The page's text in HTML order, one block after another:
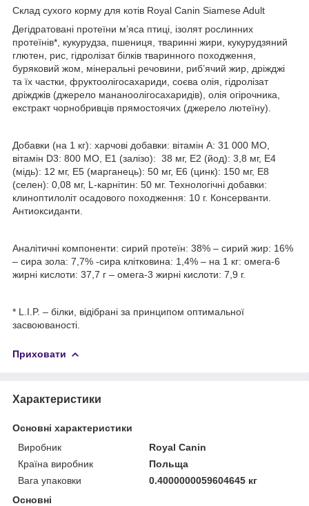
Склад сухого корму для котів Royal Canin Siamese Adult
Дегідратовані протеїни м’яса птиці, ізолят рослинних
протеїнів*, кукурудза, пшениця, тваринні жири, кукурудзяний
глютен, рис, гідролізат білків тваринного походження,
буряковий жом, мінеральні речовини, риб’ячий жир, дріжджі
та їх частки, фруктоолiгосахариди, соєва олія, гідролізат
дріжджів (джерело мананоолігосахаридів), олія огірочника,
екстракт чорнобривців прямостоячих (джерело лютеїну).
Добавки (на 1 кг): харчові добавки: вітамін А: 31 000 МО,
вітамін D3: 800 MO, E1 (залізо): 38 мг, E2 (йод): 3,8 мг, E4
(мiдь): 12 мг, E5 (марганець): 50 мг, E6 (цинк): 150 мг, E8
(селен): 0,08 мг, L-карнітин: 50 мг. Технологічні добавки:
клиноптилоліт осадового походження: 10 г. Консерванти.
Антиоксиданти.
Аналітичні компоненти: cирий протеїн: 38% – сирий жир: 16%
– сира зола: 7,7% -сира клітковина: 1,4% – на 1 кг: омега-6
жирні кислоти: 37,7 г – омега-3 жирні кислоти: 7,9 г.
* L.I.P. – білки, відібрані за принципом оптимальної
засвоюваності.
Приховати
Характеристики
Основні характеристики
Виробник
Royal Canin
Країна виробник
Польща
Вага упаковки
0.4000000059604645 кг
Основні